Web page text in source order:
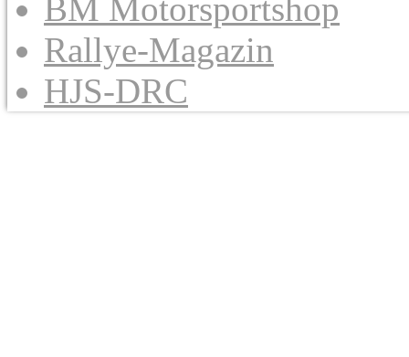
BM Motorsportshop
Rallye-Magazin
HJS-DRC